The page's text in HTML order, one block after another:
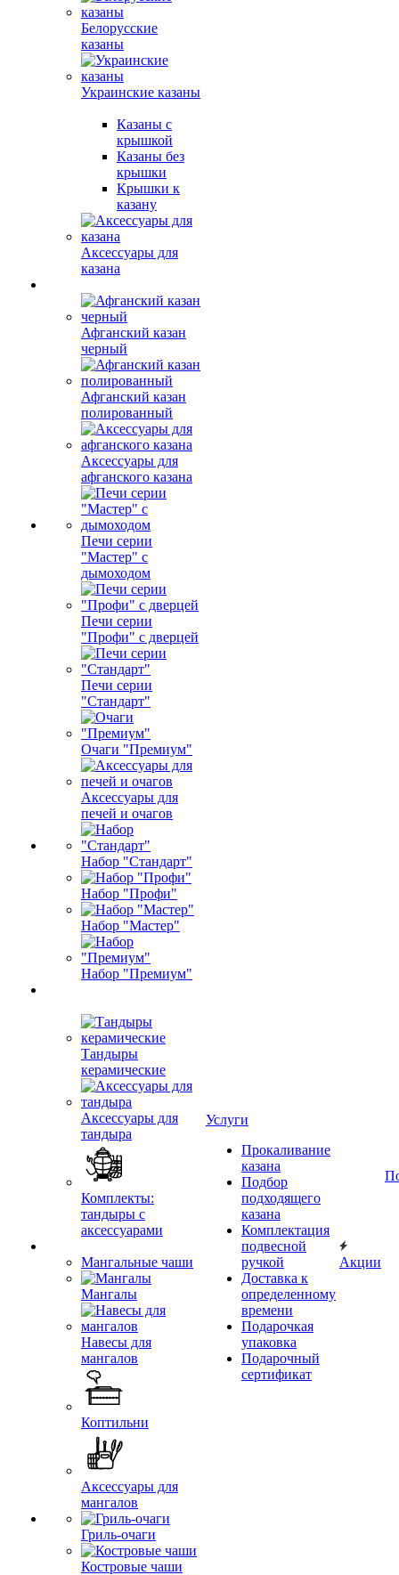
Белорусские
казаны
Украинские казаны
Казаны с
крышкой
Казаны без
крышки
Крышки к
казану
Аксессуары для
казана
Афганский казан
черный
Афганский казан
полированный
Аксессуары для
афганского казана
Печи серии
"Мастер" с
дымоходом
Печи серии
"Профи" с дверцей
Печи серии
"Стандарт"
Очаги "Премиум"
Аксессуары для
печей и очагов
Набор "Стандарт"
Набор "Профи"
Набор "Мастер"
Набор "Премиум"
Тандыры
керамические
Аксессуары для
тандыра
Комплекты:
тандыры с
аксессуарами
Мангальные чаши
Мангалы
Навесы для
мангалов
Коптильни
Аксессуары для
мангалов
Гриль-очаги
Костровые чаши
Услуги
Прокаливание
казана
Подбор
подходящего
казана
Комплектация
подвесной
ручкой
Доставка к
определенному
времени
Подарочкая
упаковка
Подарочный
сертификат
Акции